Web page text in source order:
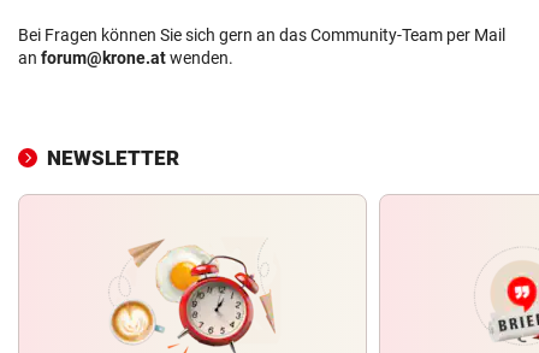
Bei Fragen können Sie sich gern an das Community-Team per Mail
an forum@krone.atwenden.
NEWSLETTER